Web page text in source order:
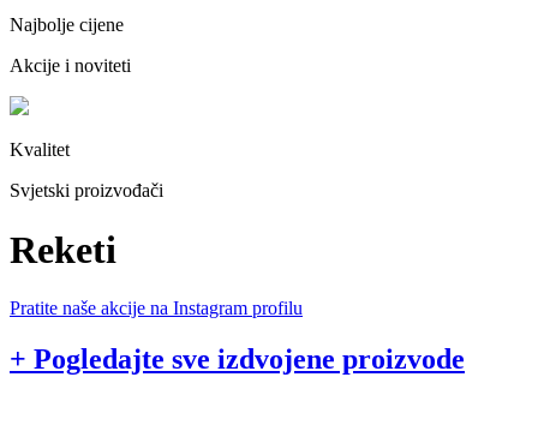
Najbolje cijene
Akcije i noviteti
Kvalitet
Svjetski proizvođači
Reketi
Pratite naše akcije na Instagram profilu
+ Pogledajte sve izdvojene proizvode